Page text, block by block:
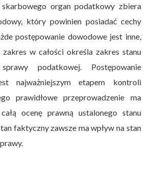
skarbowego organ podatkowy zbiera
który powinien posiadać cechy
postępowanie dowodowe jest inne,
zakres w całości określa zakres stanu
podatkowej. Postępowanie
najważniejszym etapem kontroli
prawidłowe przeprowadzenie ma
ocenę prawną ustalonego stanu
faktyczny zawsze ma wpływ na stan